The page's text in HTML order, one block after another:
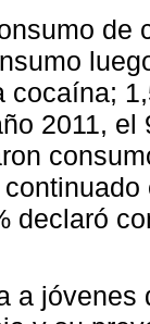
de
cocaína;
2011,
declaró
a